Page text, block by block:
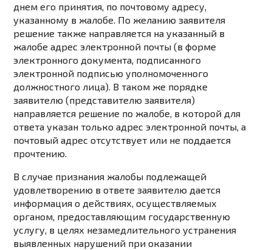
днем его принятия, по почтовому адресу,
указанному в жалобе. По желанию заявителя
решение также направляется на указанный в
жалобе адрес электронной почты (в форме
электронного документа, подписанного
электронной подписью уполномоченного
должностного лица). В таком же порядке
заявителю (представителю заявителя)
направляется решение по жалобе, в которой для
ответа указан только адрес электронной почты, а
почтовый адрес отсутствует или не поддается
прочтению.
В случае признания жалобы подлежащей
удовлетворению в ответе заявителю дается
информация о действиях, осуществляемых
органом, предоставляющим государственную
услугу, в целях незамедлительного устранения
выявленных нарушений при оказании